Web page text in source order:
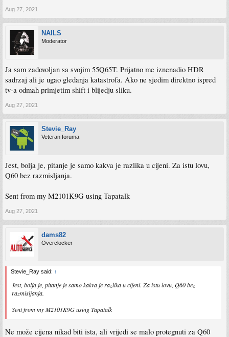
Aug 27, 2021
NAILS
Moderator
Ja sam zadovoljan sa svojim 55Q65T. Prijatno me iznenadio HDR
sadrzaj ali je ugao gledanja katastrofa. Ako ne sjedim direktno ispred
tv-a odmah primjetim shift i blijedju sliku.
Aug 27, 2021
Stevie_Ray
Veteran foruma
Jest, bolja je, pitanje je samo kakva je razlika u cijeni. Za istu lovu,
Q60 bez razmisljanja.
Sent from my M2101K9G using Tapatalk
Aug 27, 2021
dams82
Overclocker
Stevie_Ray said: ↑
Jest, bolja je, pitanje je samo kakva je razlika u cijeni. Za istu lovu, Q60 bez
razmisljanja.
Sent from my M2101K9G using Tapatalk
Ne može cijena nikad biti ista, ali vrijedi se malo protegnuti za Q60